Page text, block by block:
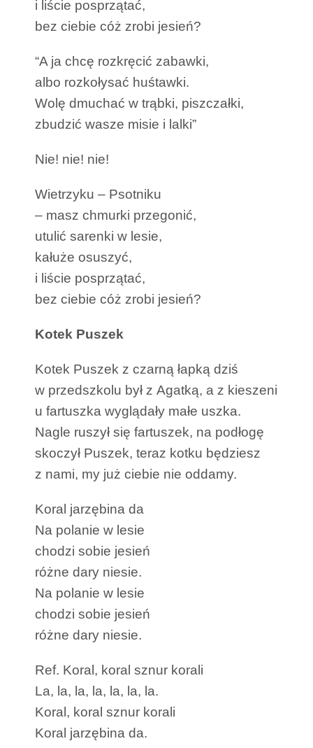
i liście posprzątać,
bez ciebie cóż zrobi jesień?
“A ja chcę rozkręcić zabawki,
albo rozkołysać huśtawki.
Wolę dmuchać w trąbki, piszczałki,
zbudzić wasze misie i lalki”
Nie! nie! nie!
Wietrzyku – Psotniku
– masz chmurki przegonić,
utulić sarenki w lesie,
kałuże osuszyć,
i liście posprzątać,
bez ciebie cóż zrobi jesień?
Kotek Puszek
Kotek Puszek z czarną łapką dziś
w przedszkolu był z Agatką, a z kieszeni
u fartuszka wyglądały małe uszka.
Nagle ruszył się fartuszek, na podłogę
skoczył Puszek, teraz kotku będziesz
z nami, my już ciebie nie oddamy.
Koral jarzębina da
Na polanie w lesie
chodzi sobie jesień
różne dary niesie.
Na polanie w lesie
chodzi sobie jesień
różne dary niesie.
Ref. Koral, koral sznur korali
La, la, la, la, la, la, la.
Koral, koral sznur korali
Koral jarzębina da.